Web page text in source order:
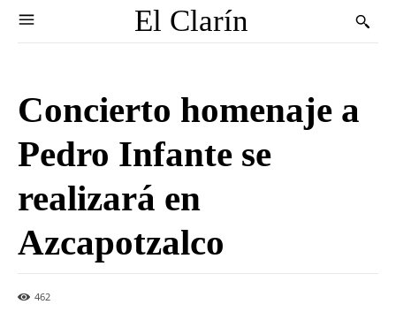
El Clarín
Concierto homenaje a
Pedro Infante se
realizará en
Azcapotzalco
462